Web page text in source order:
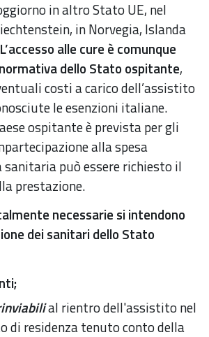
in altro Stato UE, nel
in Norvegia, Islanda
L’accesso alle cure è comunque
dello Stato ospitante,
costi a carico dell’assistito
le esenzioni italiane.
ospitante è prevista per gli
alla spesa
sanitaria può essere richiesto il
prestazione.
necessarie si intendono
dei sanitari dello Stato
al rientro dell'assistito nel
di residenza tenuto conto della